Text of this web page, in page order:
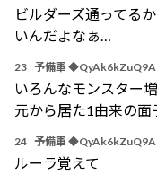
ビルダーズ通ってる
いんだよなぁ…
23 予備軍
いろんなモンスター
元から居た1由来の
24 予備軍
ルーラ覚えて